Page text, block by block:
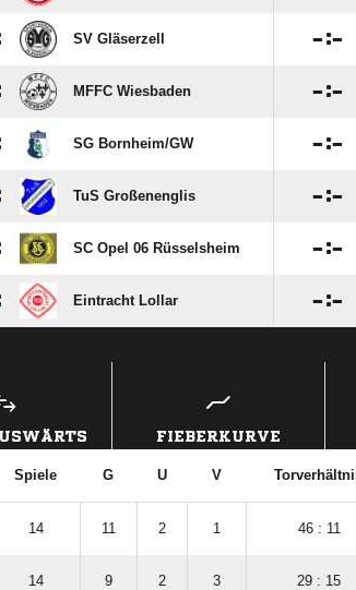
SV Gläserzell :
MFFC Wiesbaden :
SG Bornheim/​GW :
TuS Großenenglis :
SC Opel 06 Rüsselsheim :
Eintracht Lollar :
FIEBERKURVE
Spiele G U V
14 11 2 1 46 : 11
14 9 2 3 29 : 15